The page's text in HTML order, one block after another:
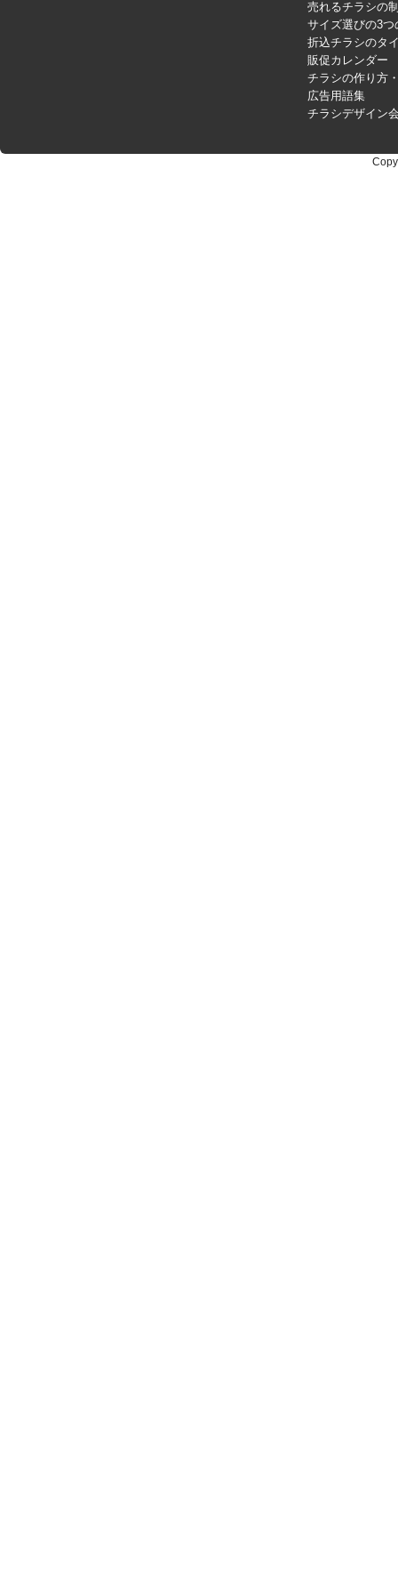
売れるチラシの
サイズ選びの3つ
折込チラシのタ
販促カレンダー
チラシの作り方
広告用語集
チラシデザイン